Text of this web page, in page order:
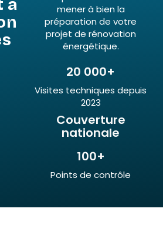
à
mener à bien la
préparation de votre
projet de rénovation
énergétique.
20 000+
Visites techniques depuis
2023
Couverture
nationale
100+
Points de contrôle